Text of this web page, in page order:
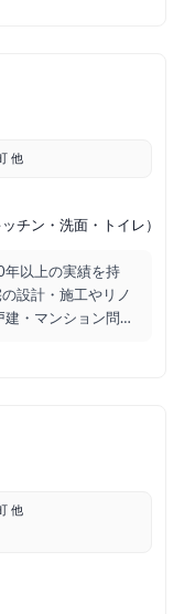
他
チン・洗面・トイレ）他
年以上の実績を持
設計・施工やリノ
建・マンション問
他